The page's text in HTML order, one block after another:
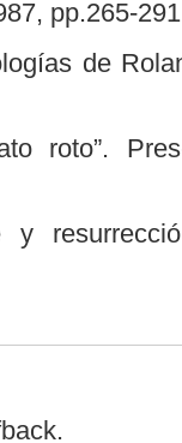
pp.265-
de
roto”.
y